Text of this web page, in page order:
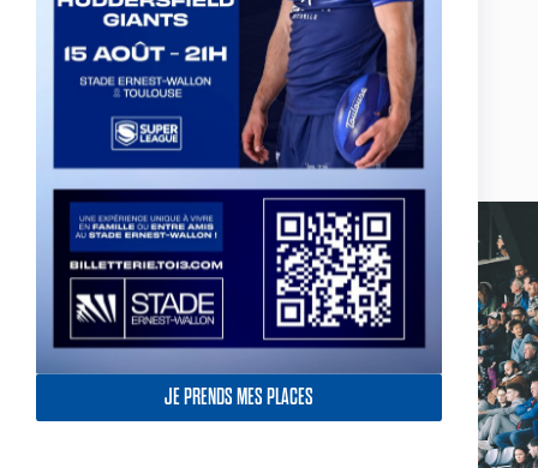
JE PRENDS MES PLACES
Actualités, nouveautés,
billetterie, remises
exceptionnelles dans la